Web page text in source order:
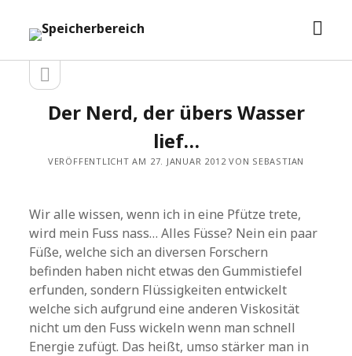
Speicherbereich
Seitenleiste
Seitenleiste
öffnen
Der Nerd, der übers Wasser
lief…
VERÖFFENTLICHT AM 27. JANUAR 2012 VON SEBASTIAN
Wir alle wissen, wenn ich in eine Pfütze trete,
wird mein Fuss nass… Alles Füsse? Nein ein paar
Füße, welche sich an diversen Forschern
befinden haben nicht etwas den Gummistiefel
erfunden, sondern Flüssigkeiten entwickelt
welche sich aufgrund eine anderen Viskosität
nicht um den Fuss wickeln wenn man schnell
Energie zufügt. Das heißt, umso stärker man in